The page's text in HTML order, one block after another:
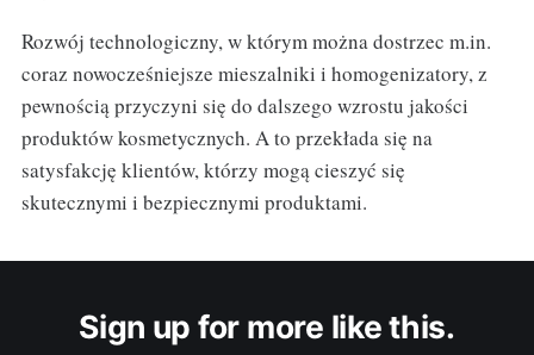
Rozwój technologiczny, w którym można dostrzec m.in.
coraz nowocześniejsze mieszalniki i homogenizatory, z
pewnością przyczyni się do dalszego wzrostu jakości
produktów kosmetycznych. A to przekłada się na
satysfakcję klientów, którzy mogą cieszyć się
skutecznymi i bezpiecznymi produktami.
Sign up for more like this.